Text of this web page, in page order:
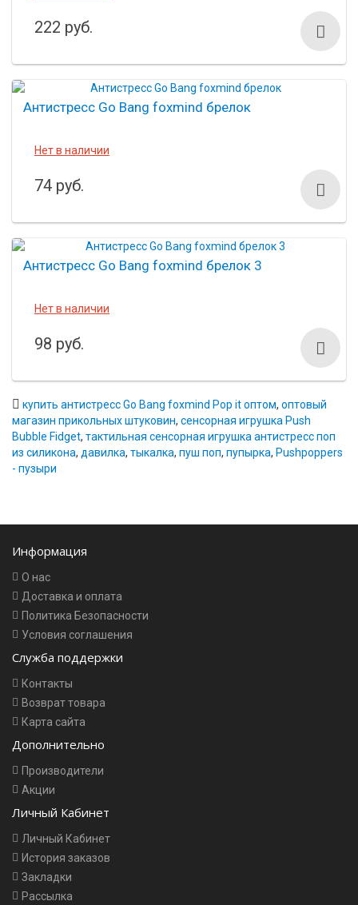
222 руб.
Антистресс Go Bang foxmind брелок
Нет в наличии
74 руб.
Антистресс Go Bang foxmind брелок 3
Нет в наличии
98 руб.
купить антистресс Go Bang foxmind Pop it оптом, оптовый
магазин прикольных штуковин, сенсорная игрушка Push
Bubble Fidget, тактильная сенсорная игрушка антистресс поп
из силикона, давилка, тыкалка, пуш поп, пупырка, Pushpoppers
- пузыри
Информация
О нас
Доставка и оплата
Политика Безопасности
Условия соглашения
Служба поддержки
Контакты
Возврат товара
Карта сайта
Дополнительно
Производители
Акции
Личный Кабинет
Личный Кабинет
История заказов
Закладки
Рассылка